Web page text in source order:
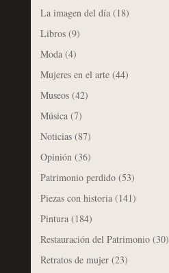
La imagen del día(18)
Libros(9)
Moda(4)
Mujeres en el arte(44)
Museos(42)
Música(7)
Noticias(87)
Opinión(36)
Patrimonio perdido(53)
Piezas con historia(141)
Pintura(184)
Restauración del Patrimonio(30)
Retratos de mujer(23)